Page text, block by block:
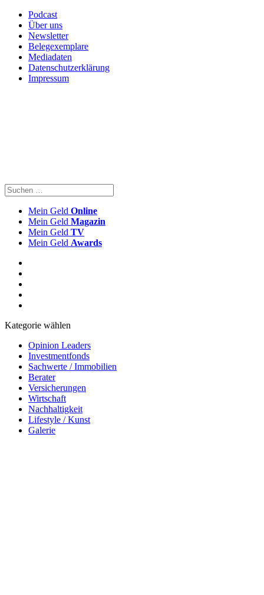
Podcast
Über uns
Newsletter
Belegexemplare
Mediadaten
Datenschutzerklärung
Impressum
Mein Geld Online
Mein Geld Magazin
Mein Geld TV
Mein Geld Awards
Kategorie wählen
Opinion Leaders
Investmentfonds
Sachwerte / Immobilien
Berater
Versicherungen
Wirtschaft
Nachhaltigkeit
Lifestyle / Kunst
Galerie